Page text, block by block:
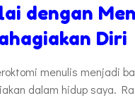
dengan
Diri
menulis menjadi
dalam hidup saya.